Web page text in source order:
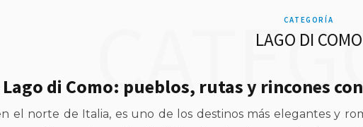
CATEGORÍA
LAGO DI COMO
Lago di Como: pueblos, rutas y rincones
el norte de Italia, es uno de los destinos más elegantes y